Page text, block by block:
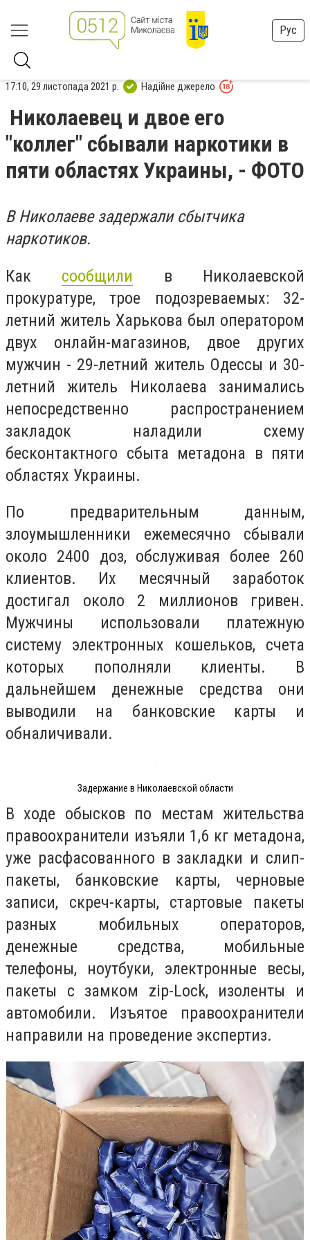
Рус
17:10, 29 листопада 2021 р. Надійне джерело
Николаевец и двое его
"коллег" сбывали наркотики в
пяти областях Украины, - ФОТО
В Николаеве задержали сбытчика
наркотиков.
Как сообщили в Николаевской
прокуратуре, трое подозреваемых: 32-
летний житель Харькова был оператором
двух онлайн-магазинов, двое других
мужчин - 29-летний житель Одессы и 30-
летний житель Николаева занимались
непосредственно распространением
закладок наладили схему
бесконтактного сбыта метадона в пяти
областях Украины.
По предварительным данным,
злоумышленники ежемесячно сбывали
около 2400 доз, обслуживая более 260
клиентов. Их месячный заработок
достигал около 2 миллионов гривен.
Мужчины использовали платежную
систему электронных кошельков, счета
которых пополняли клиенты. В
дальнейшем денежные средства они
выводили на банковские карты и
обналичивали.
Задержание в Николаевской области
В ходе обысков по местам жительства
правоохранители изъяли 1,6 кг метадона,
уже расфасованного в закладки и слип-
пакеты, банковские карты, черновые
записи, скреч-карты, стартовые пакеты
разных мобильных операторов,
денежные средства, мобильные
телефоны, ноутбуки, электронные весы,
пакеты с замком zip-Lock, изоленты и
автомобили. Изъятое правоохранители
направили на проведение экспертиз.